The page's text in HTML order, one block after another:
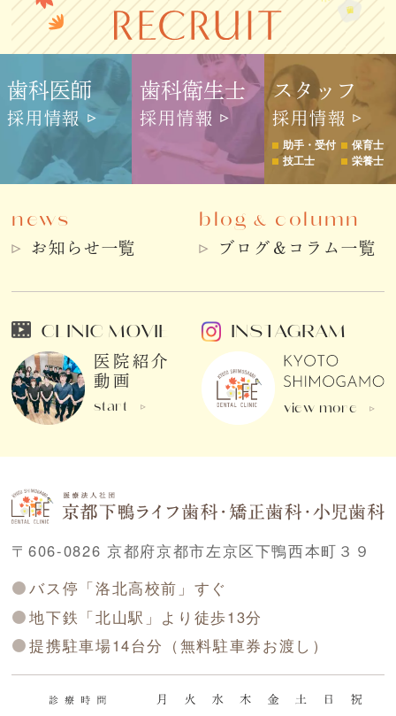
歯科医師
採用情報
歯科衛生士
採用情報
スタッフ
採用情報
助手・受付
保育士
技工士
栄養士
news
お知らせ一覧
blog& column
ブログ＆コラム一覧
CLINIC MOVIE
医院紹介
動画
start
INSTAGRAM
view more
〒606-0826 京都府京都市左京区下鴨西本町３９
バス停「洛北高校前」すぐ
地下鉄「北山駅」より徒歩13分
提携駐車場14台分（無料駐車券お渡し）